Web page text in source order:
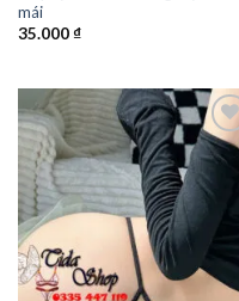
mái
35.000₫